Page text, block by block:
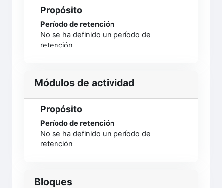
Propósito
Período de retención
No se ha definido un período de
retención
Módulos de actividad
Propósito
Período de retención
No se ha definido un período de
retención
Bloques